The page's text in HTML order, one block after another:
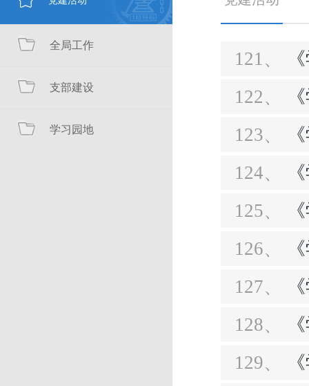
全局工作
支部建设
学习园地
121、
122、
123、
124、
125、
126、
127、
128、
129、